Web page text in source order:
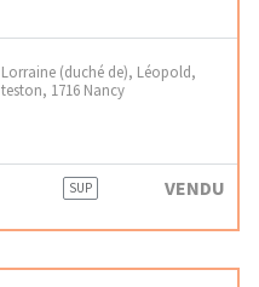
Lorraine (duché de), Léopold,
teston, 1716 Nancy
SUP VENDU